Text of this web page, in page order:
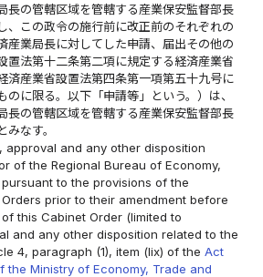
長の管轄区域を管轄する産業保安監督部長
、この政令の施行前に改正前のそれぞれの
産業局長に対してした申請、届出その他の
置法第十二条第二項に規定する経済産業省
済産業省設置法第四条第一項第五十九号に
のに限る。以下「申請等」という。）は、
長の管轄区域を管轄する産業保安監督部長
みなす。
approval and any other disposition
of the Regional Bureau of Economy,
to the provisions of the
prior to their amendment before
this Cabinet Order (limited to
and any other disposition related to the
4, paragraph (1), item (lix) of theAct
the Ministry of Economy, Trade and